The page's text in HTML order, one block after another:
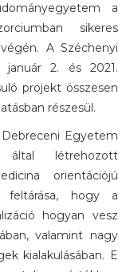
a
sikeres
A Széchenyi
január 2. és 2021.
projekt összesen
részesül.
Egyetem
által létrehozott
orientációjú
feltárása, hogy a
hogyan vesz
valamint nagy
kialakulásában. E